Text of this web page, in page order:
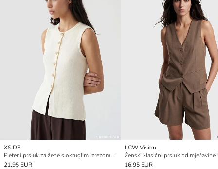
XSIDE
Pleteni prsluk za žene s okruglim izrezom i rebrastim ovratnikom
21.95 EUR
LCW Vision
16.95 EUR